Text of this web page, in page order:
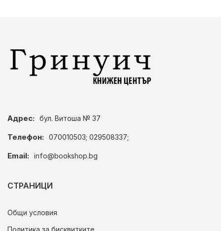
Адрес: бул. Витоша № 37
Телефон: 070010503; 029508337;
Email: info@bookshop.bg
СТРАНИЦИ
Общи условия
Политика за бисквитките